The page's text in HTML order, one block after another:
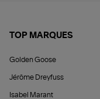
TOP MARQUES
Golden Goose
Jérôme Dreyfuss
Isabel Marant